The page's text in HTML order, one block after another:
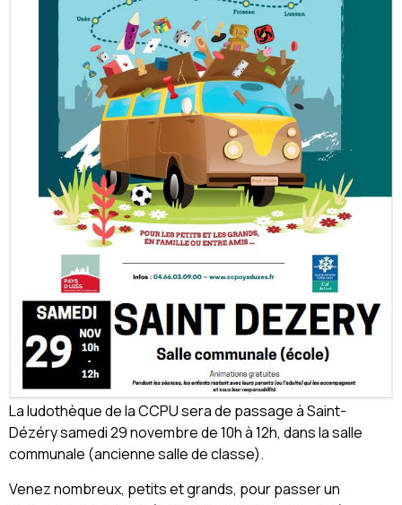
La ludothèque de la CCPU sera de passage à Saint-
Dézéry samedi 29 novembre de 10h à 12h, dans la salle
communale (ancienne salle de classe).
Venez nombreux, petits et grands, pour passer un